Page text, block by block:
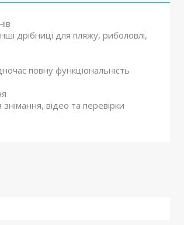
дрібниці для пляжу, риболовлі,
повну функціональність
відео та перевірки